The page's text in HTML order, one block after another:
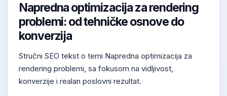
Napredna optimizacija za rendering
problemi: od tehničke osnove do
konverzija
Stručni SEO tekst o temi Napredna optimizacija za
rendering problemi, sa fokusom na vidljivost,
konverzije i realan poslovni rezultat.